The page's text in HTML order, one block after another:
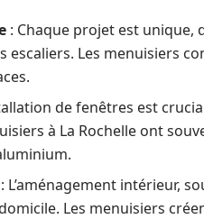
: Chaque projet est unique,
escaliers. Les menuisiers
de fenêtres est
à La Rochelle ont
: L’aménagement intérieur,
Les menuisiers